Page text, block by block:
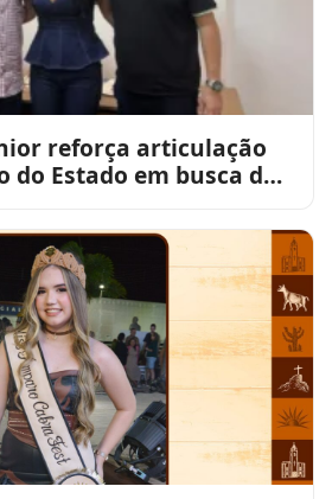
reforça articulação
do Estado em busca de